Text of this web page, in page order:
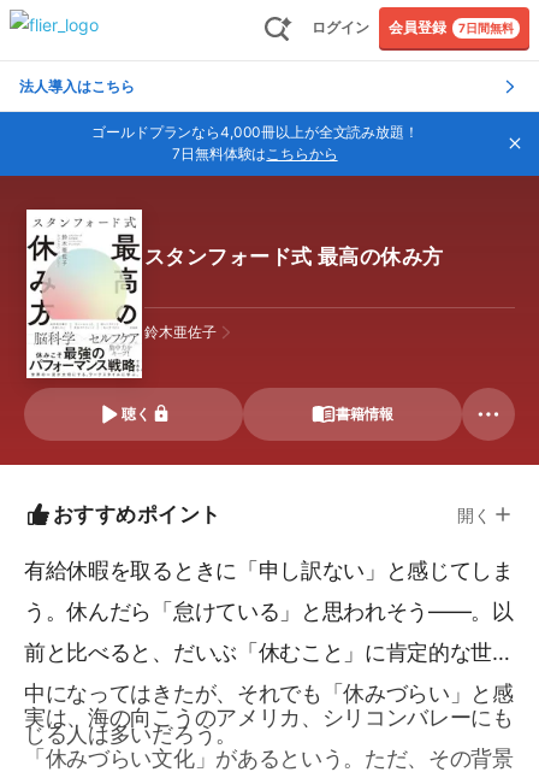
ログイン 会員登録 7日間無料
法人導入はこちら
ゴールドプランなら4,000冊以上が全文読み放題！
7日無料体験はこちらから
スタンフォード式 最高の休み方
鈴木亜佐子
聴く 書籍情報
おすすめポイント 開く
有給休暇を取るときに「申し訳ない」と感じてしま
う。休んだら「怠けている」と思われそう――。以
前と比べると、だいぶ「休むこと」に肯定的な世の
中になってはきたが、それでも「休みづらい」と感
じる人は多いだろう。
実は、海の向こうのアメリカ、シリコンバレーにも
「休みづらい文化」があるという。ただ、その背景